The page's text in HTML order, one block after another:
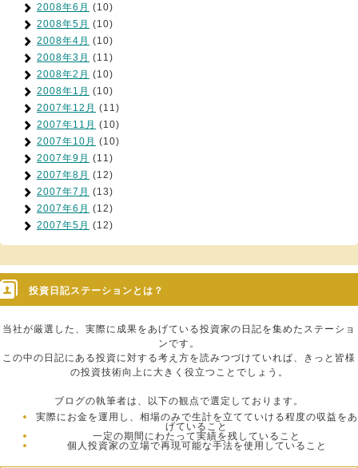
2008年6月 (10)
2008年5月 (10)
2008年4月 (10)
2008年3月 (11)
2008年2月 (10)
2008年1月 (10)
2007年12月 (11)
2007年11月 (10)
2007年10月 (10)
2007年9月 (11)
2007年8月 (12)
2007年7月 (13)
2007年6月 (12)
2007年5月 (12)
投資日記ステーションとは？
当社が厳選した、実際に成果をあげている投資家の日記を集めたステーショ
ンです。
この中の日記にある投資に対する考え方を読みつづけていれば、きっと皆様
の投資技術向上に大きく役立つことでしょう。
ブログの執筆者は、以下の観点で選定しております。
実際にお金を運用し、相場のみで生計を立てていける程度の収益をあ
げていること
一定の期間にわたって実績を残していること
個人投資家の立場で再現可能な手法を使用していること